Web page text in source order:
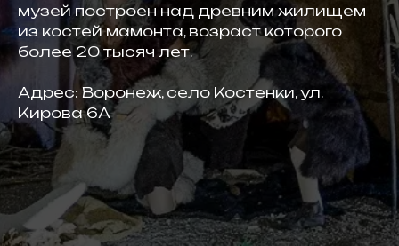
музей построен над древним жилищем
из костей мамонта, возраст которого
более 20 тысяч лет.
Адрес: Воронеж, село Костенки, ул.
Кирова 6А